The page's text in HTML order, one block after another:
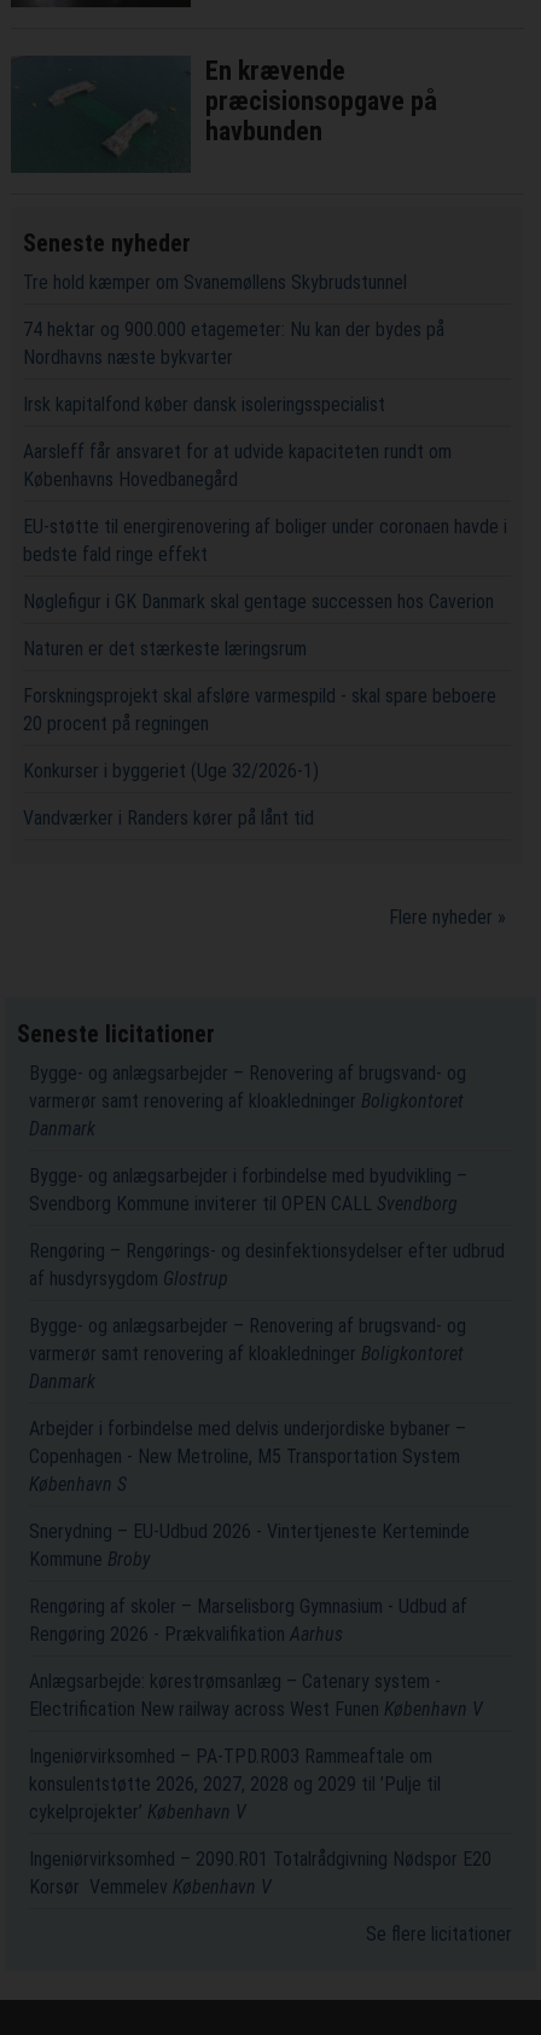
En krævende
præcisionsopgave på
havbunden
Seneste nyheder
Tre hold kæmper om Svanemøllens Skybrudstunnel
74 hektar og 900.000 etagemeter: Nu kan der bydes på
Nordhavns næste bykvarter
Irsk kapitalfond køber dansk isoleringsspecialist
Aarsleff får ansvaret for at udvide kapaciteten rundt om
Københavns Hovedbanegård
EU-støtte til energirenovering af boliger under coronaen havde i
bedste fald ringe effekt
Nøglefigur i GK Danmark skal gentage successen hos Caverion
Naturen er det stærkeste læringsrum
Forskningsprojekt skal afsløre varmespild - skal spare beboere
20 procent på regningen
Konkurser i byggeriet (Uge 32/2026-1)
Vandværker i Randers kører på lånt tid
Flere nyheder »
Seneste licitationer
Bygge- og anlægsarbejder – Renovering af brugsvand- og
varmerør samt renovering af kloakledninger Boligkontoret
Danmark
Bygge- og anlægsarbejder i forbindelse med byudvikling –
Svendborg Kommune inviterer til OPEN CALL Svendborg
Rengøring – Rengørings- og desinfektionsydelser efter udbrud
af husdyrsygdom Glostrup
Bygge- og anlægsarbejder – Renovering af brugsvand- og
varmerør samt renovering af kloakledninger Boligkontoret
Danmark
Arbejder i forbindelse med delvis underjordiske bybaner –
Copenhagen - New Metroline, M5 Transportation System
København S
Snerydning – EU-Udbud 2026 - Vintertjeneste Kerteminde
Kommune Broby
Rengøring af skoler – Marselisborg Gymnasium - Udbud af
Rengøring 2026 - PrækvalifikationAarhus
Anlægsarbejde: kørestrømsanlæg – Catenary system -
Electrification New railway across West Funen København V
Ingeniørvirksomhed – PA-TPD.R003 Rammeaftale om
konsulentstøtte 2026, 2027, 2028 og 2029 til ’Pulje til
cykelprojekter’ København V
Ingeniørvirksomhed – 2090.R01 Totalrådgivning Nødspor E20
Korsør ­ Vemmelev København V
Se flere licitationer